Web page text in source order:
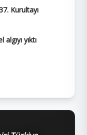
Kurultayı
yıktı